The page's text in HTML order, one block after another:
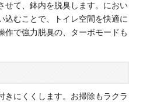
せて、鉢内を脱臭します。におい
込むことで、トイレ空間を快適に
作で強力脱臭の、ターボモードも
きにくくします。お掃除もラクラ